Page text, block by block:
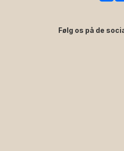
Følg os på de